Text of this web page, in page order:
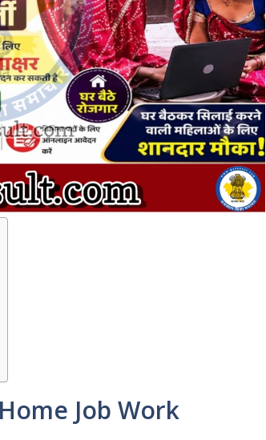
Job Work